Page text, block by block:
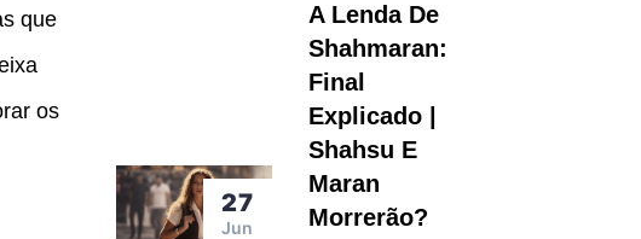
que
os
27
Jun
A Lenda De
Shahmaran:
Final
Explicado |
Shahsu E
Maran
Morrerão?